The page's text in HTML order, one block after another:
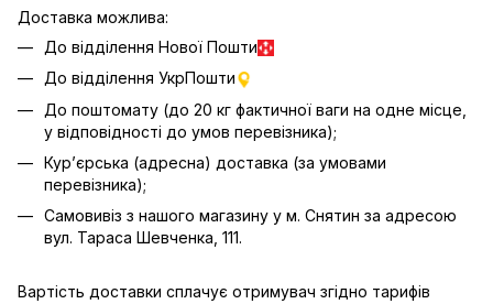
Доставка можлива:
До відділення Нової Пошти
До відділення УкрПошти
До поштомату (до 20 кг фактичної ваги на одне місце,
у відповідності до умов перевізника);
Кур’єрська (адресна) доставка (за умовами
перевізника);
Самовивіз з нашого магазину у м. Снятин за адресою
вул. Тараса Шевченка, 111.
Вартість доставки сплачує отримувач згідно тарифів